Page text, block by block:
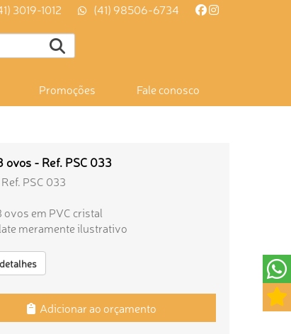
3019-1012 (41) 98506-6734
Promoções Fale conosco
ovos - Ref. PSC 033
Ref. PSC 033
ovos em PVC cristal
meramente ilustrativo
Adicionar ao orçamento